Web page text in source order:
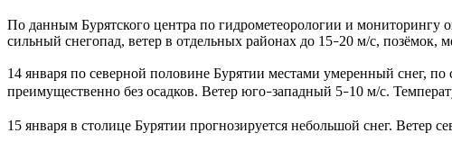
По данным Бурятского центра по гидрометеорологии и
сильный снегопад, ветер в отдельных районах до 15–20 м/с, позёмок,
14 января по северной половине Бурятии местами умеренный снег,
преимущественно без осадков. Ветер юго–западный 5–10 м/с.
15 января в столице Бурятии прогнозируется небольшой снег. Ветер